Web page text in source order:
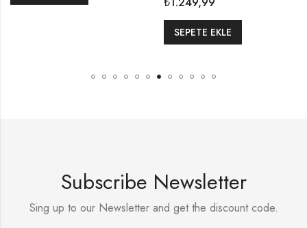
SEPETE EKLE
Subscribe Newsletter
Sing up to our Newsletter and get the discount code.